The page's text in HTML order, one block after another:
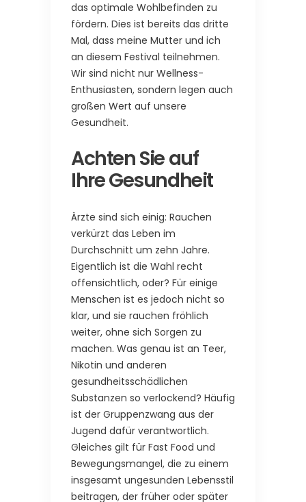
das optimale Wohlbefinden zu
fördern. Dies ist bereits das dritte
Mal, dass meine Mutter und ich
an diesem Festival teilnehmen.
Wir sind nicht nur Wellness-
Enthusiasten, sondern legen auch
großen Wert auf unsere
Gesundheit.
Achten Sie auf
Ihre Gesundheit
Ärzte sind sich einig: Rauchen
verkürzt das Leben im
Durchschnitt um zehn Jahre.
Eigentlich ist die Wahl recht
offensichtlich, oder? Für einige
Menschen ist es jedoch nicht so
klar, und sie rauchen fröhlich
weiter, ohne sich Sorgen zu
machen. Was genau ist an Teer,
Nikotin und anderen
gesundheitsschädlichen
Substanzen so verlockend? Häufig
ist der Gruppenzwang aus der
Jugend dafür verantwortlich.
Gleiches gilt für Fast Food und
Bewegungsmangel, die zu einem
insgesamt ungesunden Lebensstil
beitragen, der früher oder später